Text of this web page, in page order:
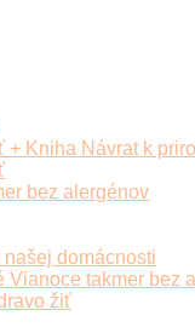
+ Kniha Návrat k
bez alergénov
domácnosti
Vianoce takmer bez
žiť